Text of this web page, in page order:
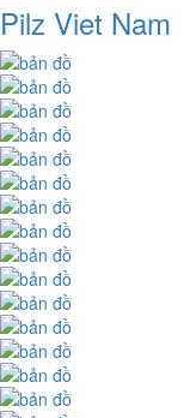
Pilz Viet Nam